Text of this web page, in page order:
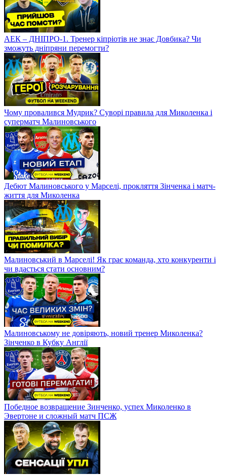
АЕК – ДНІПРО-1. Тренер кіпріотів не знає Довбика? Чи
зможуть дніпряни перемогти?
Чому провалився Мудрик? Суворі правила для Миколенка і
суперматч Малиновського
Дебют Малиновського у Марселі, прокляття Зінченка і матч-
життя для Миколенка
Малиновський в Марселі! Як грає команда, хто конкуренти і
чи вдасться стати основним?
Малиновському не довіряють, новий тренер Миколенка?
Зінченко в Кубку Англії
Победное возвращение Зинченко, успех Миколенко в
Эвертоне и сложный матч ПСЖ